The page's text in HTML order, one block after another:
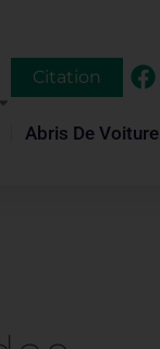
Citation
Abris De Voiture